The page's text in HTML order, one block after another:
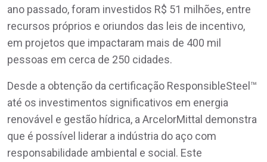
ano passado, foram investidos R$ 51 milhões, entre
recursos próprios e oriundos das leis de incentivo,
em projetos que impactaram mais de 400 mil
pessoas em cerca de 250 cidades.
Desde a obtenção da certificação ResponsibleSteel™
até os investimentos significativos em energia
renovável e gestão hídrica, a ArcelorMittal demonstra
que é possível liderar a indústria do aço com
responsabilidade ambiental e social. Este